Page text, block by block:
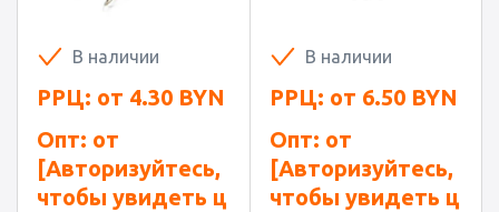
В наличии
РРЦ: от 4.30 BYN
Опт: от
[Авторизуйтесь,
чтобы увидеть ц
В наличии
РРЦ: от 6.50 BYN
Опт: от
[Авторизуйтесь,
чтобы увидеть ц